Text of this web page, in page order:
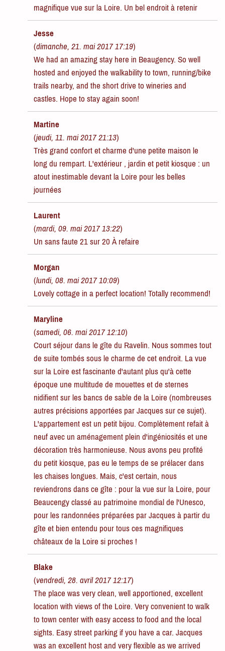
magnifique vue sur la Loire. Un bel endroit à retenir
Jesse
(dimanche, 21. mai 2017 17:19)
We had an amazing stay here in Beaugency. So well
hosted and enjoyed the walkability to town, running/bike
trails nearby, and the short drive to wineries and
castles. Hope to stay again soon!
Martine
(jeudi, 11. mai 2017 21:13)
Très grand confort et charme d'une petite maison le
long du rempart. L'extérieur , jardin et petit kiosque : un
atout inestimable devant la Loire pour les belles
journées
Laurent
(mardi, 09. mai 2017 13:22)
Un sans faute 21 sur 20 À refaire
Morgan
(lundi, 08. mai 2017 10:09)
Lovely cottage in a perfect location! Totally recommend!
Maryline
(samedi, 06. mai 2017 12:10)
Court séjour dans le gîte du Ravelin. Nous sommes tout
de suite tombés sous le charme de cet endroit. La vue
sur la Loire est fascinante d'autant plus qu'à cette
époque une multitude de mouettes et de sternes
nidifient sur les bancs de sable de la Loire (nombreuses
autres précisions apportées par Jacques sur ce sujet).
L'appartement est un petit bijou. Complètement refait à
neuf avec un aménagement plein d'ingéniosités et une
décoration très harmonieuse. Nous avons peu profité
du petit kiosque, pas eu le temps de se prélacer dans
les chaises longues. Mais, c'est certain, nous
reviendrons dans ce gîte : pour la vue sur la Loire, pour
Beaucengy classé au patrimoine mondial de l'Unesco,
pour les randonnées préparées par Jacques à partir du
gîte et bien entendu pour tous ces magnifiques
châteaux de la Loire si proches !
Blake
(vendredi, 28. avril 2017 12:17)
The place was very clean, well apportioned, excellent
location with views of the Loire. Very convenient to walk
to town center with easy access to food and the local
sights. Easy street parking if you have a car. Jacques
was an excellent host and very flexible as we arrived